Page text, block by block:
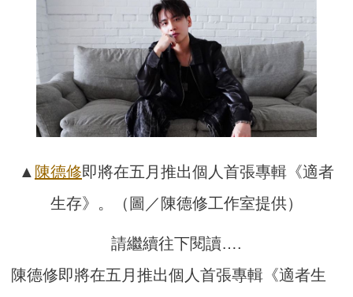
▲ 陳德修即將在五月推出個人首張專輯《適者
生存》。（圖／陳德修工作室提供）
請繼續往下閱讀….
陳德修即將在五月推出個人首張專輯《適者生